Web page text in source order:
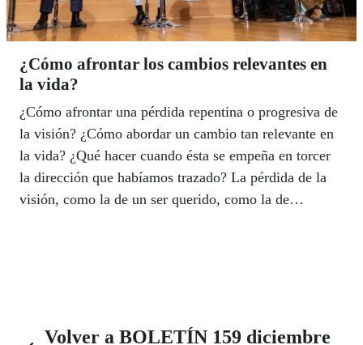
¿Cómo afrontar los cambios relevantes en
la vida?
¿Cómo afrontar una pérdida repentina o progresiva de
la visión? ¿Cómo abordar un cambio tan relevante en
la vida? ¿Qué hacer cuando ésta se empeña en torcer
la dirección que habíamos trazado? La pérdida de la
visión, como la de un ser querido, como la de
aportar respuestas a la pregunta que ha presidido las
Volver a BOLETÍN 159 diciembre